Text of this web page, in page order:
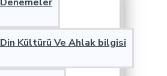
Din Kültürü Ve Ahlak bilgisi